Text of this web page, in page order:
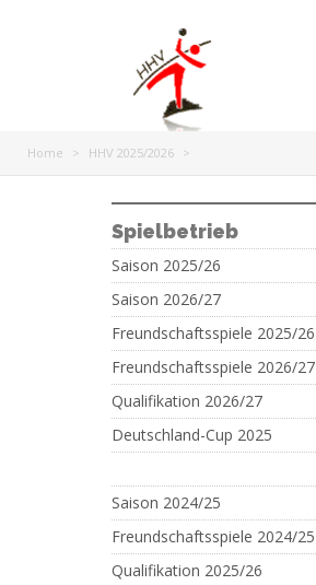
Home > HHV 2025/2026 >
Spielbetrieb
Saison 2025/26
Saison 2026/27
Freundschaftsspiele 2025/26
Freundschaftsspiele 2026/27
Qualifikation 2026/27
Deutschland-Cup 2025
Saison 2024/25
Freundschaftsspiele 2024/25
Qualifikation 2025/26